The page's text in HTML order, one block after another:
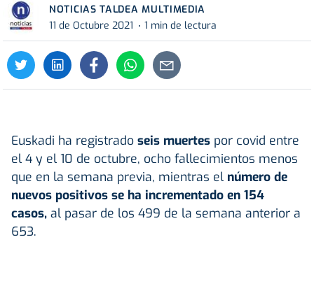
NOTICIAS TALDEA MULTIMEDIA
11 de Octubre 2021
1 min de lectura
Euskadi ha registrado seis muertes por covid entre
el 4 y el 10 de octubre, ocho fallecimientos menos
que en la semana previa, mientras el número de
nuevos positivos se ha incrementado en 154
casos, al pasar de los 499 de la semana anterior a
653.